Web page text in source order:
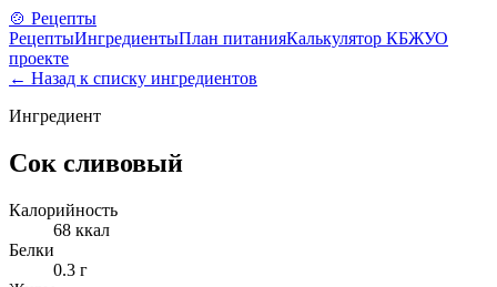
🍲 Рецепты
РецептыИнгредиентыПлан питанияКалькулятор КБЖУО
проекте
← Назад к списку ингредиентов
Ингредиент
Сок сливовый
Калорийность
68 ккал
Белки
0.3 г